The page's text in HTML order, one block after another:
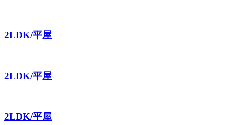
2LDK/平屋
2LDK/平屋
2LDK/平屋